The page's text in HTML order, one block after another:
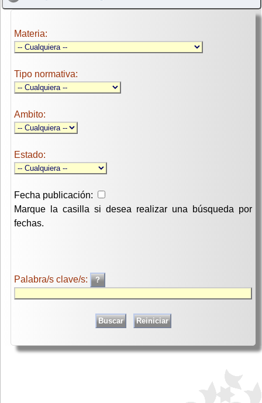
Materia:
Tipo normativa:
Ambito:
Estado:
Fecha publicación:
Marque la casilla si desea realizar una búsqueda por
fechas.
Palabra/s clave/s: